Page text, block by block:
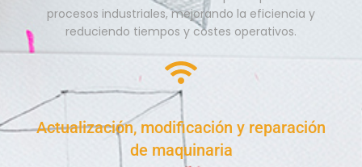
procesos industriales, mejorando la eficiencia y
reduciendo tiempos y costes operativos.
Actualización, modificación y reparación
de maquinaria